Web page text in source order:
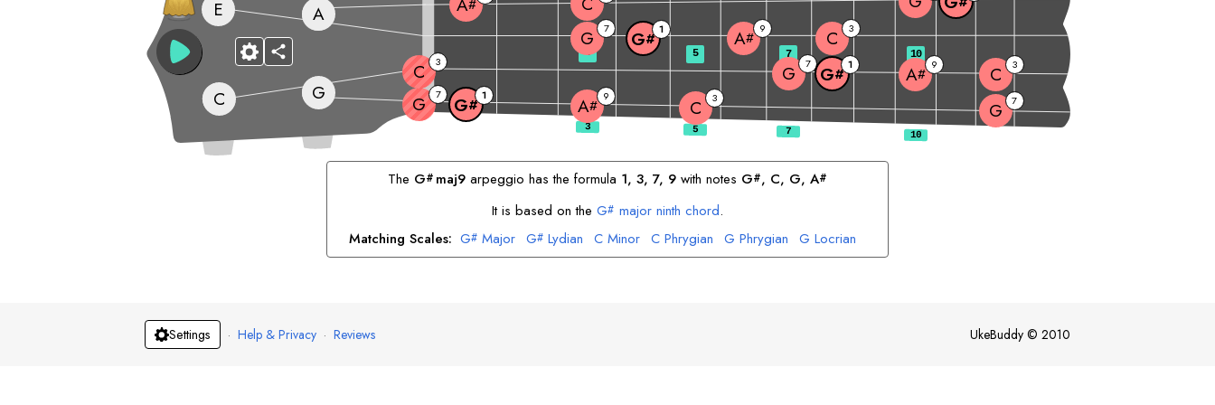
G G 7 G# 1 A# 9 C 3
G 7
C
C 3 G 7 G# 1 A# 9 C 3
E
G
7 G# 1 A# 9 C 3
A #
3 5 7 10
The G# maj9arpeggio has the formula 1, 3, 7, 9with notes G#, C, G, A#
It is based on the G# major ninth chord.
Matching Scales: G# Major G# Lydian C Minor C Phrygian G Phrygian G Locrian
A# Dorian A# Mixolydian
Settings · Help & Privacy · Reviews UkeBuddy © 2010